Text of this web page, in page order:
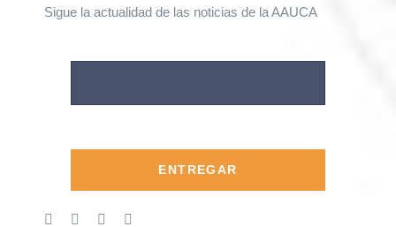
Sigue la actualidad de las noticias de la AAUCA
ENTREGAR